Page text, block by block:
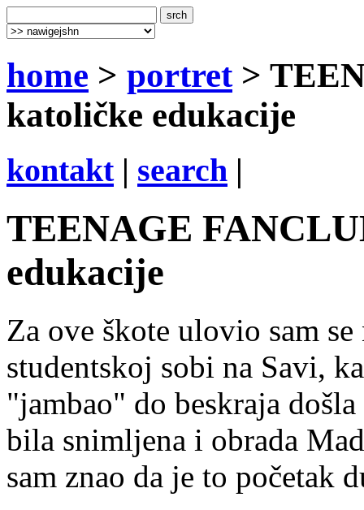
home > portret>
katoličke edukacije
kontakt| search |
TEENAGE
edukacije
Za ove škote ulovio sam
studentskoj sobi na Savi,
"jambao" do beskraja
bila snimljena i obrada
sam znao da je to